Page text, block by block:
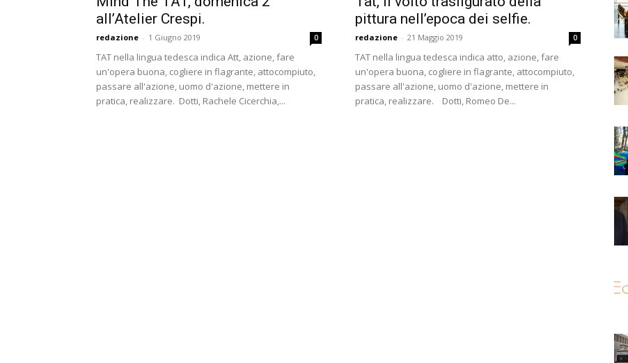
all’Atelier Crespi.
redazione - 1 Giugno 2019 0
TAT nella lingua tedesca indica Att, azione, fare
un'opera buona, cogliere in flagrante, attocompiuto,
passare all'azione, uomo d'azione, mettere in
pratica, realizzare. Dotti, Rachele Cicerchia,...
pittura nell’epoca dei selfie.
redazione - 21 Maggio 2019 0
TAT nella lingua tedesca indica atto, azione, fare
un'opera buona, cogliere in flagrante, attocompiuto,
passare all'azione, uomo d'azione, mettere in
pratica, realizzare. Dotti, Romeo De...